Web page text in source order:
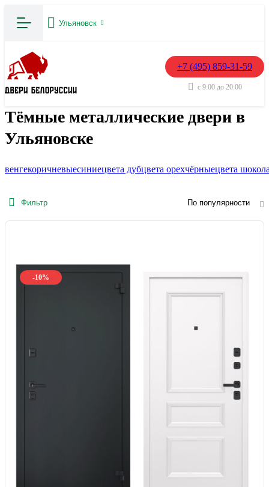
Ульяновск
+7 (495) 859-31-59
с 9:00 до 20:00
Тёмные металлические двери в
Ульяновске
венгекоричневыесиниецвета дубцвета орехчёрныецвета
Фильтр По популярности
-10%